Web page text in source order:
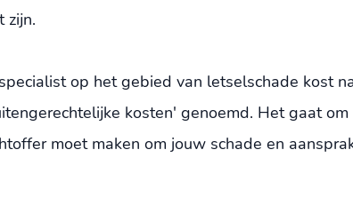
zijn.
op het gebied van letselschade kost
kosten' genoemd. Het gaat om
moet maken om jouw schade en